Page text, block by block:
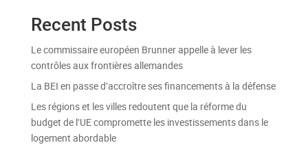
Recent Posts
Le commissaire européen Brunner appelle à lever les
contrôles aux frontières allemandes
La BEI en passe d’accroître ses financements à la défense
Les régions et les villes redoutent que la réforme du
budget de l’UE compromette les investissements dans le
logement abordable